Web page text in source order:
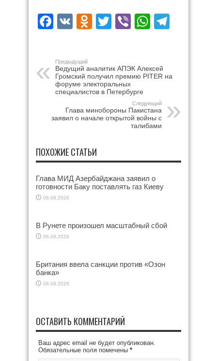
Facebook
VK Odnoklassniki
Twitter
Viber
Предыдущий
Ведущий аналитик АПЭК Алексей
Громский получил премию PITER на
форуме электоральных
специалистов в Петербурге
Следующий
Глава минобороны Пакистана
заявил о начале открытой войны с
талибами
ПОХОЖИЕ СТАТЬИ
Глава МИД Азербайджана заявил о
готовности Баку поставлять газ Киеву
06.08.2026
В Рунете произошел масштабный сбой
06.08.2026
Британия ввела санкции против «Озон
банка»
06.08.2026
ОСТАВИТЬ КОММЕНТАРИЙ
Ваш адрес email не будет опубликован.
Обязательные поля помечены *